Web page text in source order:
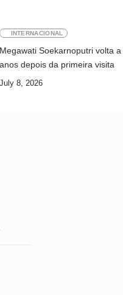
INTERNACIONAL
Megawati Soekarnoputri volta
anos depois da primeira visita
July 8, 2026